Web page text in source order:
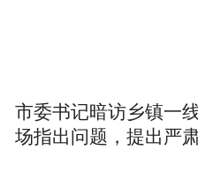
家在动笔前不妨先问
看？如果能将调研成
建议、决策参考、
市委书记暗访乡镇一
场指出问题，提出严